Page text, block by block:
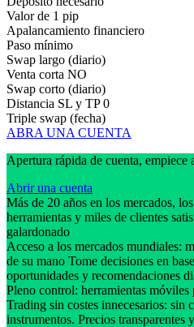
Valor de 1 pip
Apalancamiento financiero
Paso mínimo
Swap largo (diario)
Venta corta NO
Swap corto (diario)
Distancia SL y TP 0
Triple swap (fecha)
ABRA UNA CUENTA
Apertura rápida de cuenta, empiece
Abrir una cuenta
Más de 20 años en los mercados,
herramientas y miles de clientes
galardonado
Acceso a los mercados mundiales:
de su mano Tome decisiones en
oportunidades y recomendaciones
Pleno control: herramientas móviles
Trading sin costes innecesarios: sin
instrumentos. Precios transparentes